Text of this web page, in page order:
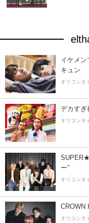
イケメン
キュン
オリコンタ
デカすぎ
オリコンタ
ー”
オリコンタ
CROWN
オリコンタ